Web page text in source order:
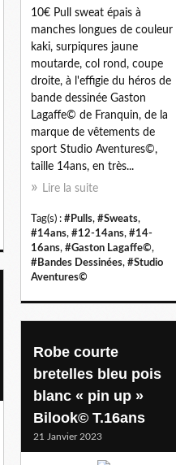
10€ Pull sweat épais à
manches longues de couleur
kaki, surpiqures jaune
moutarde, col rond, coupe
droite, à l'effigie du héros de
bande dessinée Gaston
Lagaffe© de Franquin, de la
marque de vêtements de
sport Studio Aventures©,
taille 14ans, en très...
Lire la suite
Tag(s) : #Pulls, #Sweats,
#14ans, #12-14ans, #14-
16ans, #Gaston Lagaffe©,
#Bandes Dessinées, #Studio
Aventures©
Robe courte
bretelles bleu pois
blanc « pin up »
Bilook© T.16ans
21 Janvier 2023